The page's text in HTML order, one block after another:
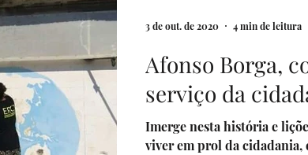
autoconhecimento
livros por uma causa Eventos Sua
Programa Sonhadores Praticantes
Afonso Borga,
serviço da
Imerge nesta história e
viver em prol da cidadania,
3 de out. de 2020 4 min de leitura